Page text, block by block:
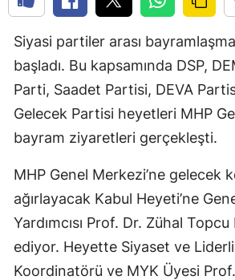
Siyasi partiler arası
başladı. Bu kapsamında DSP,
Parti, Saadet Partisi, DEVA
Gelecek Partisi heyetleri MHP
bayram ziyaretleri gerçekleşti.
MHP Genel Merkezi’ne gelecek
ağırlayacak Kabul Heyeti’ne
Yardımcısı Prof. Dr. Zühal Topcu
ediyor. Heyette Siyaset ve
Koordinatörü ve MYK Üyesi